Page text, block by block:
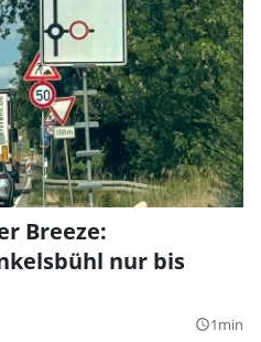
Breeze:
nur bis
query_builder1min